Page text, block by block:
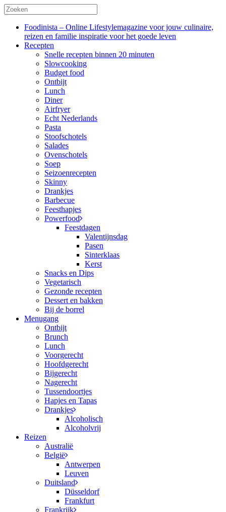
Foodinista – Online Lifestylemagazine voor jouw culinaire,
reizen en familie inspiratie voor het goede leven
Recepten
Snelle recepten binnen 20 minuten
Slowcooking
Budget food
Ontbijt
Lunch
Diner
Airfryer
Echt Nederlands
Pasta
Stoofschotels
Salades
Ovenschotels
Soep
Seizoenrecepten
Skinny
Drankjes
Barbecue
Feesthapjes
Powerfood
Feestdagen
Valentijnsdag
Pasen
Sinterklaas
Kerst
Snacks en Dips
Vegetarisch
Gezonde recepten
Dessert en bakken
Bij de borrel
Menugang
Ontbijt
Brunch
Lunch
Voorgerecht
Hoofdgerecht
Bijgerecht
Nagerecht
Tussendoortjes
Hapjes en Tapas
Drankjes
Alcoholisch
Alcoholvrij
Reizen
Australië
België
Antwerpen
Leuven
Duitsland
Düsseldorf
Frankfurt
Frankrijk